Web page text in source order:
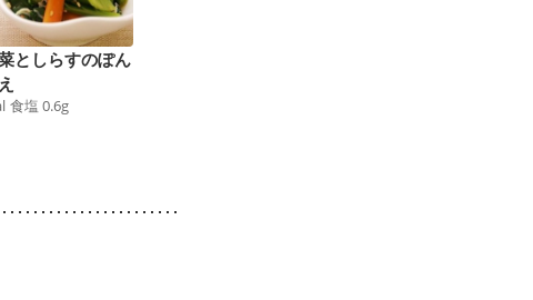
としらすのぽん
食塩 0.6g